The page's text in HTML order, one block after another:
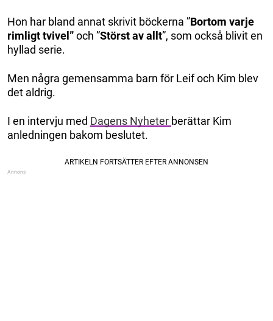
Hon har bland annat skrivit böckerna ”Bortom varje
rimligt tvivel”och ”Störst av allt”, som också blivit en
hyllad serie.
Men några gemensamma barn för Leif och Kim blev
det aldrig.
I en intervju med Dagens Nyheter berättar Kim
anledningen bakom beslutet.